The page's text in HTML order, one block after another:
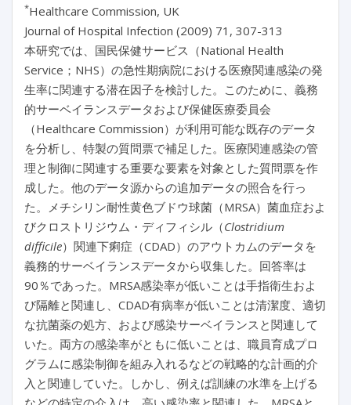
*Healthcare Commission, UK
Journal of Hospital Infection (2009) 71, 307-313
本研究では、国民保健サービス（National Health
Service；NHS）の急性期病院における医療関連感染の発
生率に関連する潜在因子を検討した。このために、義務
的サーベイランスデータおよび保健医療委員会
（Healthcare Commission）が利用可能な既存のデータ
を分析し、特製の質問票で補足した。医療関連感染の管
理と制御に関連する重要な要素を対象とした質問票を作
成した。他のデータ源からの追加データの照合を行っ
た。メチシリン耐性黄色ブドウ球菌（MRSA）菌血症およ
びクロストリジウム・ディフィシル（Clostridium
difficile）関連下痢症（CDAD）のアウトカムのデータを
義務的サーベイランスデータから収集した。回答率は
90％であった。MRSA感染率が低いことは手指衛生およ
び隔離と関連し、CDAD有病率が低いことは清潔度、適切
な抗菌薬の処方、および感染サーベイランスと関連して
いた。両方の感染率がともに低いことは、職員育成プロ
グラムに感染制御を組み入れるなどの戦略的な計画的介
入と関連していた。しかし、例えば訓練の水準を上げる